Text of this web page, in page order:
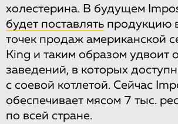
холестерина. В будущем
будет поставлять продукцию
точек продаж американской
King и таким образом удвоит
заведений, в которых
с соевой котлетой. Сейчас
обеспечивает мясом 7 тыс.
по всей стране.